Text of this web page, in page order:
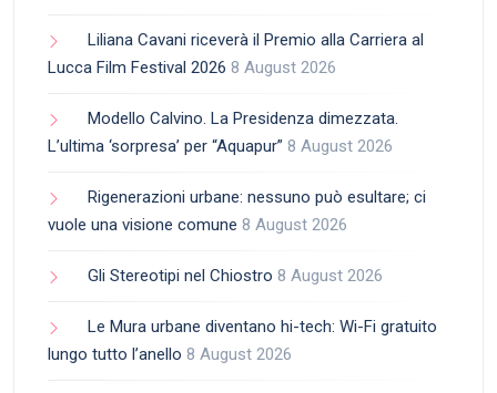
Liliana Cavani riceverà il Premio alla Carriera al
Lucca Film Festival 2026 8 August 2026
Modello Calvino. La Presidenza dimezzata.
L’ultima ‘sorpresa’ per “Aquapur” 8 August 2026
Rigenerazioni urbane: nessuno può esultare; ci
vuole una visione comune 8 August 2026
Gli Stereotipi nel Chiostro 8 August 2026
Le Mura urbane diventano hi-tech: Wi-Fi gratuito
lungo tutto l’anello 8 August 2026